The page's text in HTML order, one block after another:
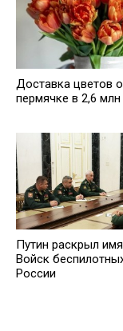
Доставка цветов
пермячке в 2,6 млн
Путин раскрыл
Войск
России